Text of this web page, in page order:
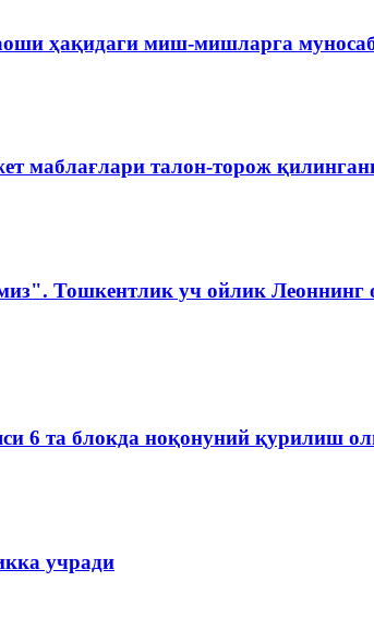
ҳақидаги миш-мишларга
маблағлари талон-торож
Тошкентлик уч ойлик
6 та блокда ноқонуний қурилиш
учради